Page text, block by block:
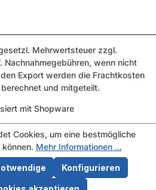
Mehrwertsteuer zzgl.
wenn nicht
Export werden die Frachtkosten
berechnet und mitgeteilt.
mit Shopware
Cookies, um eine bestmögliche
Mehr Informationen ...
Konfigurieren